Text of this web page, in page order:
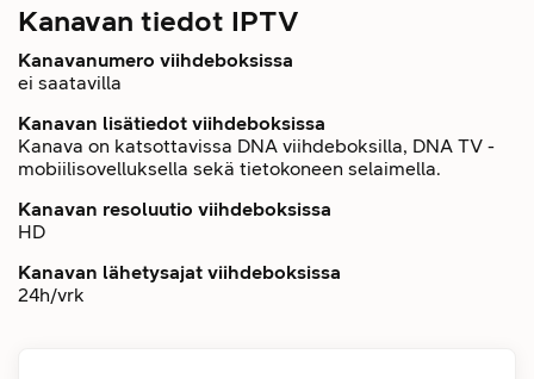
Kanavan tiedot IPTV
Kanavanumero viihdeboksissa
ei saatavilla
Kanavan lisätiedot viihdeboksissa
Kanava on katsottavissa DNA viihdeboksilla, DNA TV -
mobiilisovelluksella sekä tietokoneen selaimella.
Kanavan resoluutio viihdeboksissa
HD
Kanavan lähetysajat viihdeboksissa
24h/vrk